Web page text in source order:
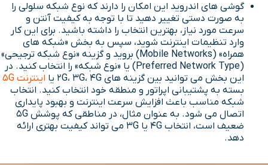
گوشی های اندروید این امکان را دارند که نوع شبکه سلولی را
به صورت دستی تغییر دهید تا با توجه به کیفیت آنتن و
سرعت مورد نیاز، بهترین انتخاب را داشته باشید. برای این کار
وارد تنظیمات اینترنت شوید، سپس به بخش «شبکه های
همراه» (Mobile Networks) بروید و گزینه «نوع شبکه ترجیحی»
(Preferred Network Type) یا «نوع شبکه» را انتخاب کنید. در
این بخش می توانید بین گزینه های 2G، 3G، 4G یا
اینترنت 5G
بسته به پشتیبانی اپراتور و منطقه خود انتخاب کنید. انتخاب
شبکه مناسب باعث افزایش سرعت اینترنت و بهبود پایداری
اتصال می شود. به عنوان مثال، در مناطقی که پوشش 5G
ضعیف است، انتخاب 4G یا 3G می تواند کیفیت بهتری ارائه
دهد.